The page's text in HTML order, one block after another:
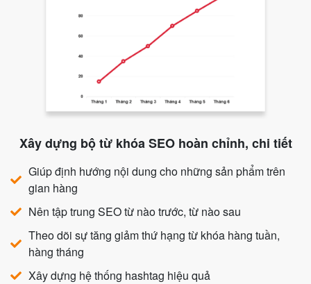
Xây dựng bộ từ khóa SEO hoàn chỉnh, chi tiết
Giúp định hướng nội dung cho những sản phẩm trên
gian hàng
Nên tập trung SEO từ nào trước, từ nào sau
Theo dõi sự tăng giảm thứ hạng từ khóa hàng tuần,
hàng tháng
Xây dựng hệ thống hashtag hiệu quả